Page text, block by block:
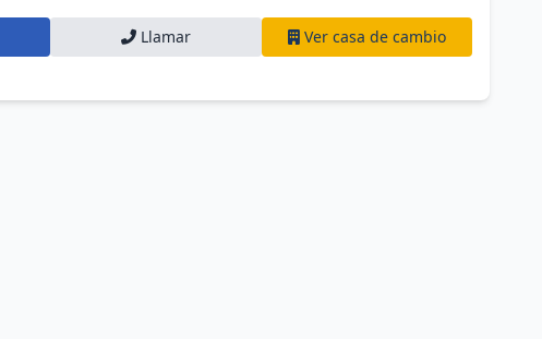
Llamar Ver casa de cambio